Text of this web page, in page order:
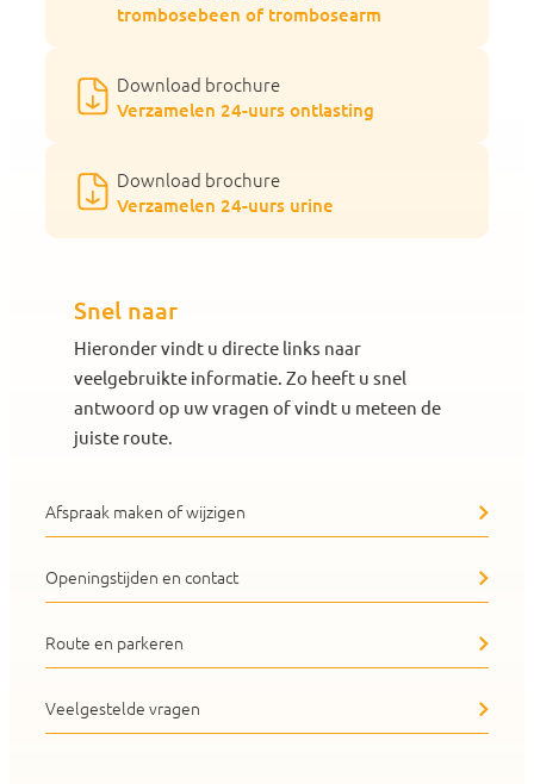
trombosebeen of trombosearm
Download brochure
Verzamelen 24-uurs ontlasting
Download brochure
Verzamelen 24-uurs urine
Snel naar
Hieronder vindt u directe links naar
veelgebruikte informatie. Zo heeft u snel
antwoord op uw vragen of vindt u meteen de
juiste route.
Afspraak maken of wijzigen
Openingstijden en contact
Route en parkeren
Veelgestelde vragen